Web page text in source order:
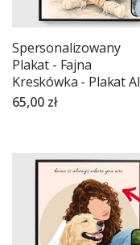
Spersonalizowany
Plakat - Fajna
Kreskówka - Plakat AI
65,00 zł